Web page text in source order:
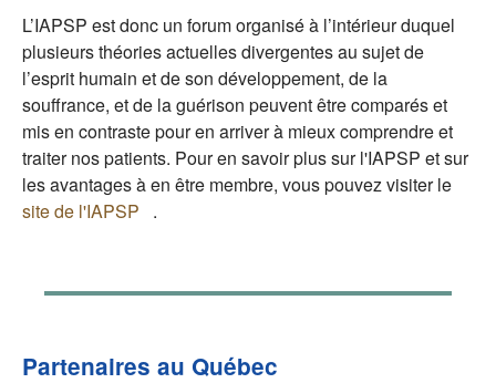
L’IAPSP est donc un forum organisé à l’intérieur duquel
plusieurs théories actuelles divergentes au sujet de
l’esprit humain et de son développement, de la
souffrance, et de la guérison peuvent être comparés et
mis en contraste pour en arriver à mieux comprendre et
traiter nos patients. Pour en savoir plus sur l'IAPSP et sur
les avantages à en être membre, vous pouvez visiter le
site de l'IAPSP (le lien est externe)
.
Partenaires au Québec